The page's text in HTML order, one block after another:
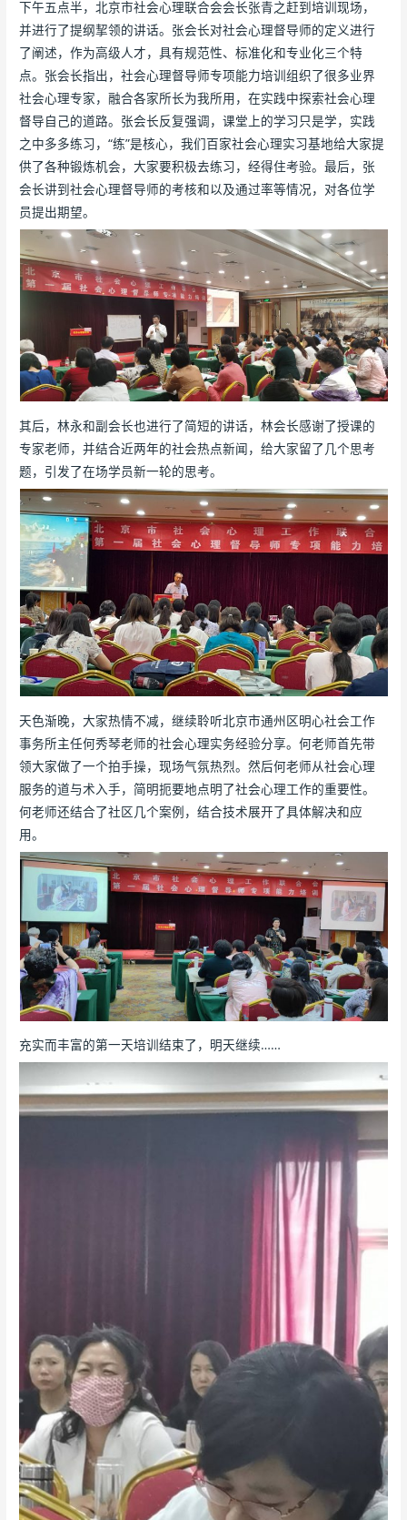
下午五点半，北京市社会心理联合会会长张青之赶到培训现场，
并进行了提纲挈领的讲话。张会长对社会心理督导师的定义进行
了阐述，作为高级人才，具有规范性、标准化和专业化三个特
点。张会长指出，社会心理督导师专项能力培训组织了很多业界
社会心理专家，融合各家所长为我所用，在实践中探索社会心理
督导自己的道路。张会长反复强调，课堂上的学习只是学，实践
之中多多练习，“练”是核心，我们百家社会心理实习基地给大家提
供了各种锻炼机会，大家要积极去练习，经得住考验。最后，张
会长讲到社会心理督导师的考核和以及通过率等情况，对各位学
员提出期望。
其后，林永和副会长也进行了简短的讲话，林会长感谢了授课的
专家老师，并结合近两年的社会热点新闻，给大家留了几个思考
题，引发了在场学员新一轮的思考。
天色渐晚，大家热情不减，继续聆听北京市通州区明心社会工作
事务所主任何秀琴老师的社会心理实务经验分享。何老师首先带
领大家做了一个拍手操，现场气氛热烈。然后何老师从社会心理
服务的道与术入手，简明扼要地点明了社会心理工作的重要性。
何老师还结合了社区几个案例，结合技术展开了具体解决和应
用。
充实而丰富的第一天培训结束了，明天继续……